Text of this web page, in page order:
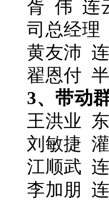
胥 伟 连
司总经理
黄友沛
翟恩付
3、带动
王洪业
刘敏捷
江顺武
李加朋